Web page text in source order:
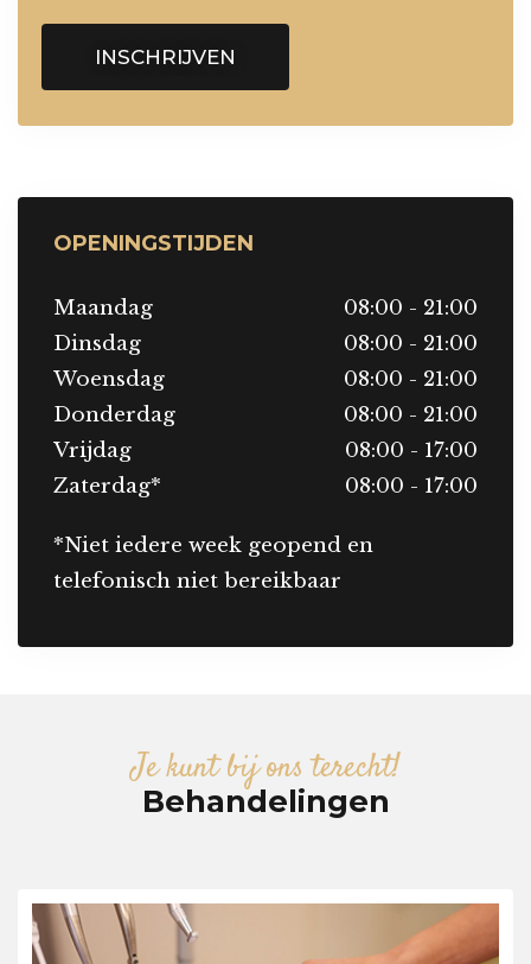
INSCHRIJVEN
OPENINGSTIJDEN
Maandag
08:00 - 21:00
Dinsdag
08:00 - 21:00
Woensdag
08:00 - 21:00
Donderdag
08:00 - 21:00
Vrijdag
08:00 - 17:00
Zaterdag*
08:00 - 17:00
*Niet iedere week geopend en
telefonisch niet bereikbaar
Je kunt bij ons terecht!
Behandelingen